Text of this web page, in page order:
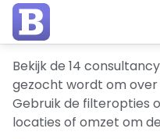
Bekijk de 14
gezocht wordt om
Gebruik de filteropties
locaties of omzet om